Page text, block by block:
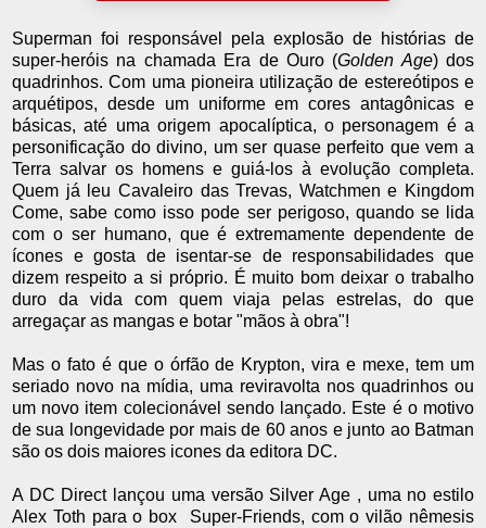
Superman foi responsável pela explosão de histórias de
super-heróis na chamada Era de Ouro (Golden Age) dos
quadrinhos. Com uma pioneira utilização de estereótipos e
arquétipos, desde um uniforme em cores antagônicas e
básicas, até uma origem apocalíptica, o personagem é a
personificação do divino, um ser quase perfeito que vem a
Terra salvar os homens e guiá-los à evolução completa.
Quem já leu Cavaleiro das Trevas, Watchmen e Kingdom
Come, sabe como isso pode ser perigoso, quando se lida
com o ser humano, que é extremamente dependente de
ícones e gosta de isentar-se de responsabilidades que
dizem respeito a si próprio. É muito bom deixar o trabalho
duro da vida com quem viaja pelas estrelas, do que
arregaçar as mangas e botar "mãos à obra"!
Mas o fato é que o órfão de Krypton, vira e mexe, tem um
seriado novo na mídia, uma reviravolta nos quadrinhos ou
um novo item colecionável sendo lançado. Este é o motivo
de sua longevidade por mais de 60 anos e junto ao Batman
são os dois maiores icones da editora DC.
A DC Direct lançou uma versão Silver Age , uma no estilo
Alex Toth para o box Super-Friends, com o vilão nêmesis